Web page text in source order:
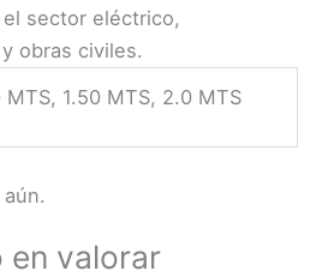
el sector eléctrico,
obras civiles.
MTS, 1.50 MTS, 2.0 MTS
en valorar